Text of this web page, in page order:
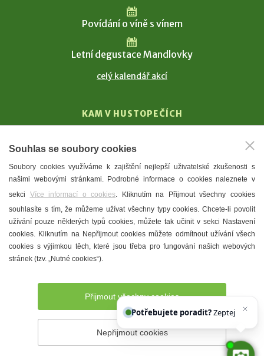
Povídání o víně s vínem
Letní degustace Mandlovky
celý kalendář akcí
KAM V HUSTOPEČÍCH
T. G. Masaryk
Mandloně
Ubytování
Restaurace
Městské muzeum a galerie
Denní meníčka
Prohlášení o přístupnosti Správce webu
Souhlas se soubory cookies
Soubory cookies využíváme k zajištění nejlepší uživatelské zkušenosti s
našimi webovými stránkami. Podrobné informace o cookies naleznete v
sekci Více informací o cookies. Kliknutím na Přijmout všechny cookies
souhlasíte s tím, že můžeme užívat všechny typy cookies. Chcete-li povolit
užívání pouze některých typů cookies, můžete tak učinit v sekci Nastavení
cookies. Kliknutím na Nepřijmout cookies můžete odmítnout užívání všech
cookies s výjimkou těch, které jsou třeba pro fungování našich webových
stránek (tzv. „Nutné cookies“).
Přijmout všechny cookies
Nepřijmout cookies
Potřebujete poradit?Zeptejte se naše